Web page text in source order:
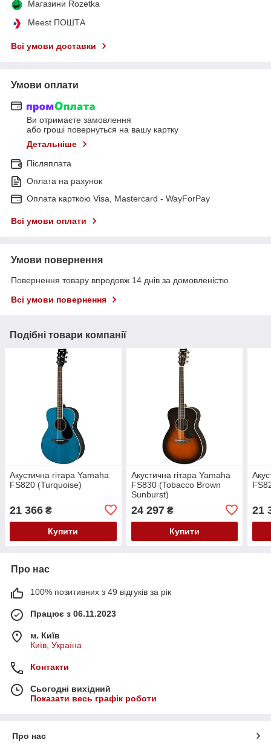
Магазини Rozetka
Meest ПОШТА
Всі умови доставки
Умови оплати
Ви отримаєте замовлення
або гроші повернуться на вашу картку
Детальніше
Післяплата
Оплата на рахунок
Оплата карткою Visa, Mastercard - WayForPay
Всі умови оплати
Умови повернення
Повернення товару впродовж 14 днів за домовленістю
Всі умови повернення
Подібні товари компанії
Акустична гітара Yamaha
FS820 (Turquoise)
21 366 ₴
Купити
Акустична гітара Yamaha
FS830 (Tobacco Brown
Sunburst)
24 297₴
Купити
21
Про нас
100% позитивних з 49 відгуків за рік
Працює з 06.11.2023
м. Київ
Київ, Україна
Контакти
Сьогодні вихідний
Показати весь графік роботи
Про нас